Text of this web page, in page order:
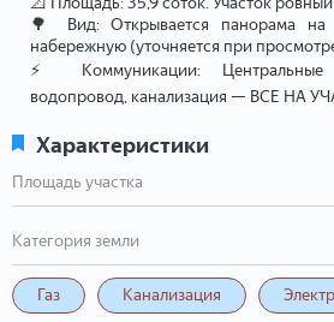
🌳 Вид: Открывается панорама
набережную (уточняется при
⚡ Коммуникации: Центральные
водопровод, канализация — ВСЕ НА
Характеристики
Площадь участка
Категория земли
Газ Канализация